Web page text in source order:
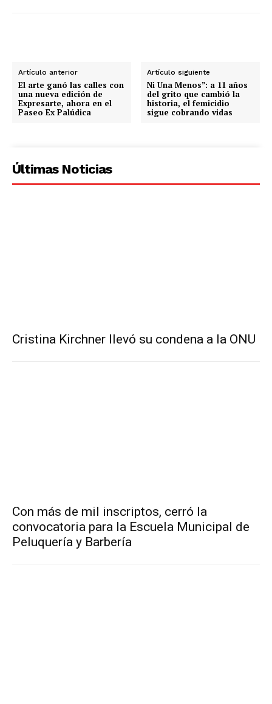
Artículo anterior
El arte ganó las calles con
una nueva edición de
Expresarte, ahora en el
Paseo Ex Palúdica
Artículo siguiente
Ni Una Menos”: a 11 años
del grito que cambió la
historia, el femicidio
sigue cobrando vidas
Últimas Noticias
Cristina Kirchner llevó su condena a la ONU
Con más de mil inscriptos, cerró la
convocatoria para la Escuela Municipal de
Peluquería y Barbería